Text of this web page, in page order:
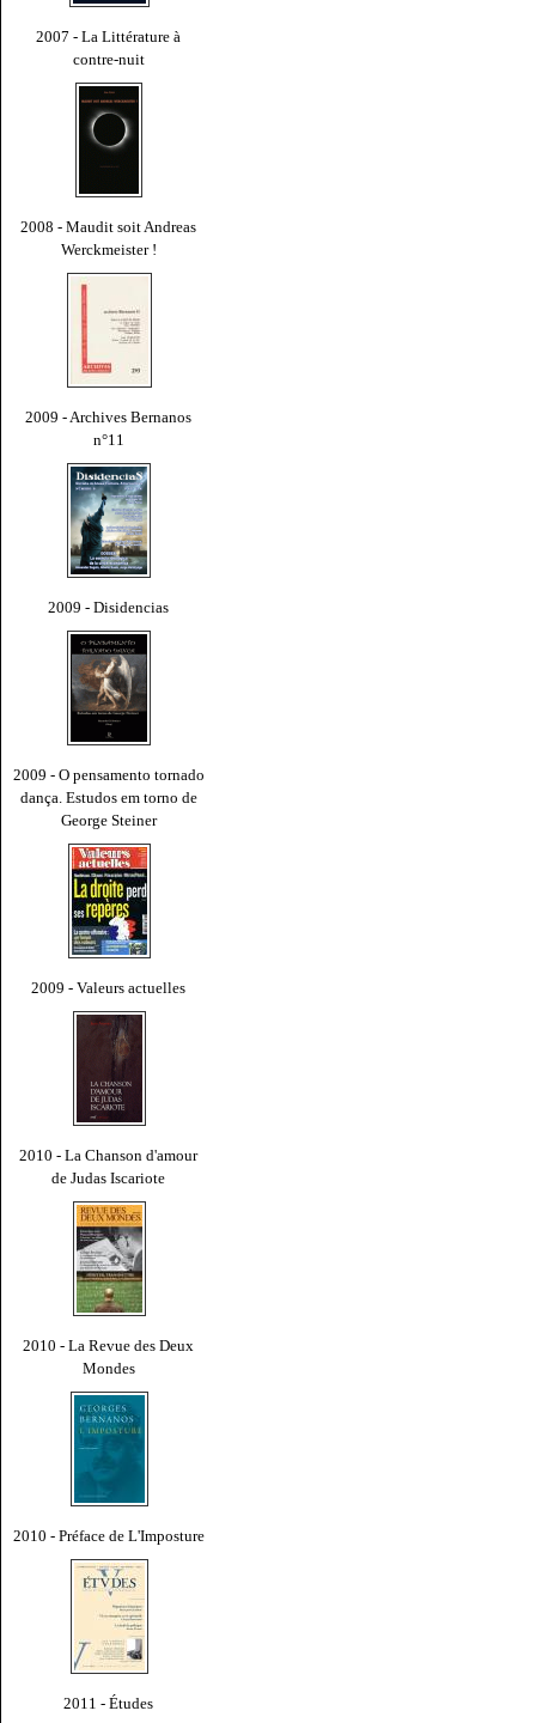
2007 - La Littérature à
contre-nuit
2008 - Maudit soit Andreas
Werckmeister !
2009 - Archives Bernanos
n°11
2009 - Disidencias
2009 - O pensamento tornado
dança. Estudos em torno de
George Steiner
2009 - Valeurs actuelles
2010 - La Chanson d'amour
de Judas Iscariote
2010 - La Revue des Deux
Mondes
2010 - Préface de L'Imposture
2011 - Études